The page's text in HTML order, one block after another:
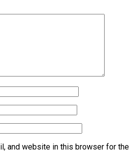
and website in this browser for the